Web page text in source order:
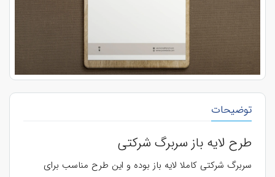
توضیحات
طرح لایه باز سربرگ شرکتی
سربرگ شرکتی کاملا لایه باز بوده و این طرح مناسب برای